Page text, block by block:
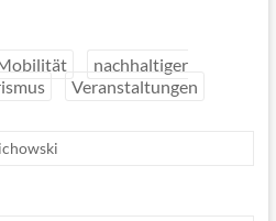
nachhaltiger
Veranstaltungen